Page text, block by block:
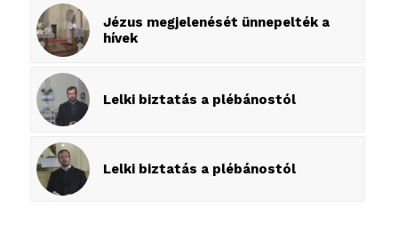
Jézus megjelenését ünnepelték a
hívek
Lelki biztatás a plébánostól
Lelki biztatás a plébánostól